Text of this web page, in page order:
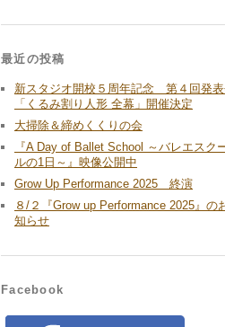
最近の投稿
新スタジオ開校５周年記念 第４回発
「くるみ割り人形 全幕」開催決定
大掃除＆締めくくりの会
『A Day of Ballet School ～バレエスク
ルの1日～』映像公開中
Grow Up Performance 2025 終演
８/２『Grow up Performance 2025』の
知らせ
Facebook